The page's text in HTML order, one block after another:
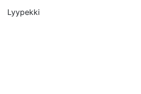
Lyypekki